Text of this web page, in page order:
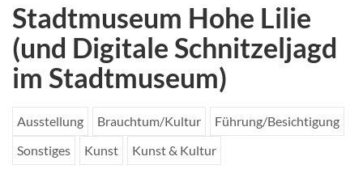
Stadtmuseum Hohe Lilie
(und Digitale Schnitzeljagd
im Stadtmuseum)
Ausstellung Brauchtum/Kultur
Führung/Besichtigung
Sonstiges
Kunst Kunst & Kultur